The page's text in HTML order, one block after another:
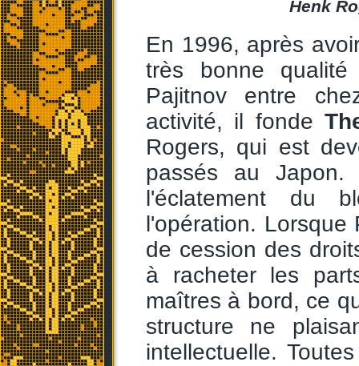
Henk
En 1996, après
très bonne
Pajitnov entre
activité, il fonde
Rogers, qui est
passés au
l'éclatement du
l'opération.
de cession des
à racheter les
maîtres à bord, ce
structure ne
intellectuelle.